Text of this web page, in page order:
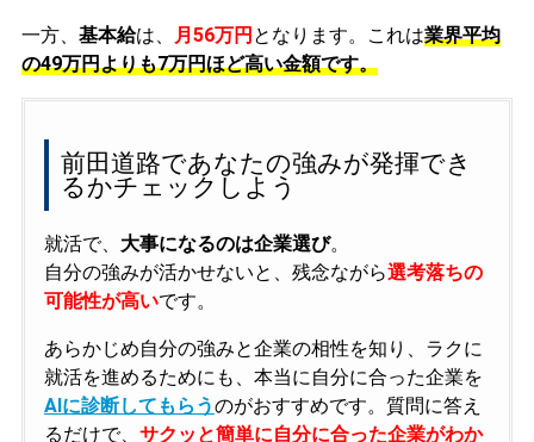
一方、 基本給は、 月56万円 となります。これは業界平均
の49万円よりも7万円ほど高い金額です。
前田道路であなたの強みが発揮でき
るかチェックしよう
就活で、 大事になるのは企業選び。
自分の強みが活かせないと、残念ながら選考落ちの
可能性が高いです。
あらかじめ自分の強みと企業の相性を知り、ラクに
就活を進めるためにも、本当に自分に合った企業を
AIに診断してもらうのがおすすめです。質問に答え
るだけで、 サクッと簡単に自分に合った企業がわか